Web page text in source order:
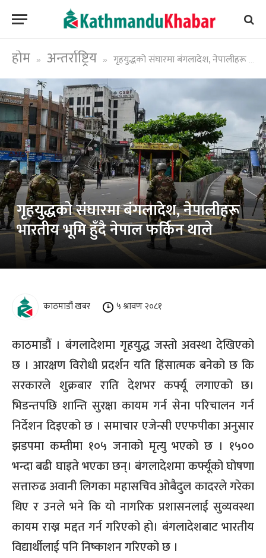
होम » अन्तर्राष्ट्रिय » गृहयुद्धको संघारमा बंगलादेश, नेपालीहरू भारतीय भूमि हुँदै नेपाल फर्किन थाले
गृहयुद्धको संघारमा बंगलादेश, नेपालीहरू
भारतीय भूमि हुँदै नेपाल फर्किन थाले
काठमाडौं खबर ५ श्रावण २०८१
काठमाडौं । बंगलादेशमा गृहयुद्ध जस्तो अवस्था देखिएको
छ । आरक्षण विरोधी प्रदर्शन यति हिंसात्मक बनेको छ कि
सरकारले शुक्रबार राति देशभर कर्फ्यू लगाएको छ।
भिडन्तपछि शान्ति सुरक्षा कायम गर्न सेना परिचालन गर्न
निर्देशन दिइएको छ । समाचार एजेन्सी एएफपीका अनुसार
झडपमा कम्तीमा १०५ जनाको मृत्यु भएको छ । १५००
भन्दा बढी घाइते भएका छन्। बंगलादेशमा कर्फ्यूको घोषणा
सत्तारुढ अवानी लिगका महासचिव ओबैदुल कादरले गरेका
थिए र उनले भने कि यो नागरिक प्रशासनलाई सुव्यवस्था
कायम राख्न मद्दत गर्न गरिएको हो। बंगलादेशबाट भारतीय
विद्यार्थीलाई पनि निष्काशन गरिएको छ ।